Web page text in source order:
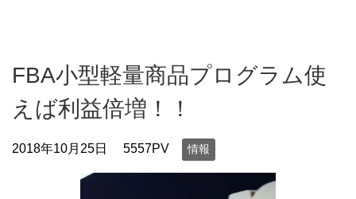
FBA小型軽量商品プログラム使
えば利益倍増！！
2018年10月25日 5557PV 情報